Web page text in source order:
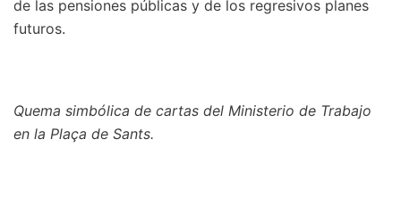
de las pensiones públicas y de los regresivos planes
futuros.
Quema simbólica de cartas del Ministerio de Trabajo
en la Plaça de Sants.